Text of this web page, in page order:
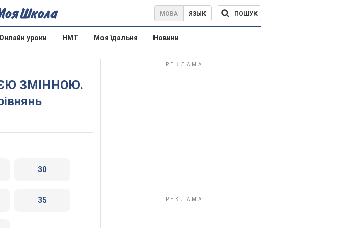
МОВА ЯЗЫК ПОШУК
Онлайн уроки НМТ Моя їдальня Новини
30
35